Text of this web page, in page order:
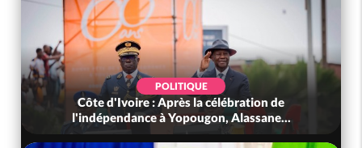
POLITIQUE
Côte d'Ivoire : Après la célébration de
l'indépendance à Yopougon, Alassane...